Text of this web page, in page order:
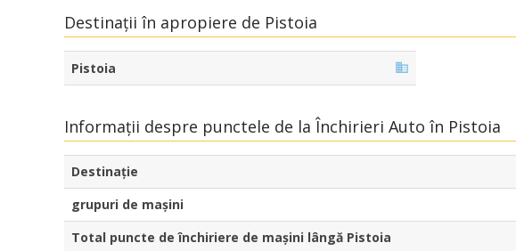
Destinații în apropiere de Pistoia
Pistoia
Informații despre punctele de la Închirieri Auto în Pistoia
Destinaţie
grupuri de mașini
Total puncte de închiriere de mașini lângă Pistoia